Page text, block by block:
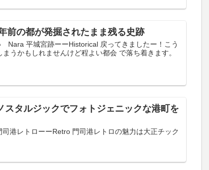
前の都が発掘されたまま残る史跡
Nara 平城宮跡ーーHistorical 戻ってきましたー！こう
うかもしれませんけど程よい都会 で落ち着きます。
スタルジックでフォトジェニックな港町を
港レトローーRetro 門司港レトロの魅力は大正チック